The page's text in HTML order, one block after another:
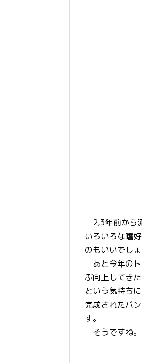
2,3年前から
いろいろな嗜
のもいいでし
あと今年の
ぶ向上してき
という気持ち
完成されたバ
す。
そうですね